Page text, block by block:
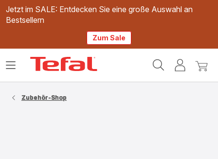
Jetzt im SALE: Entdecken Sie eine große Auswahl an
Bestsellern
Zum Sale
Mein
Mein
Das
Zubehör-Shop